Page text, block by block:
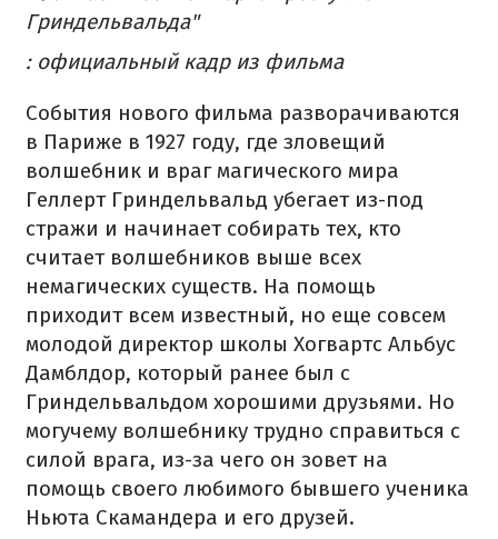
Гриндельвальда"
: официальный кадр из фильма
События нового фильма разворачиваются
в Париже в 1927 году, где зловещий
волшебник и враг магического мира
Геллерт Гриндельвальд убегает из-под
стражи и начинает собирать тех, кто
считает волшебников выше всех
немагических существ. На помощь
приходит всем известный, но еще совсем
молодой директор школы Хогвартс Альбус
Дамблдор, который ранее был с
Гриндельвальдом хорошими друзьями. Но
могучему волшебнику трудно справиться с
силой врага, из-за чего он зовет на
помощь своего любимого бывшего ученика
Ньюта Скамандера и его друзей.